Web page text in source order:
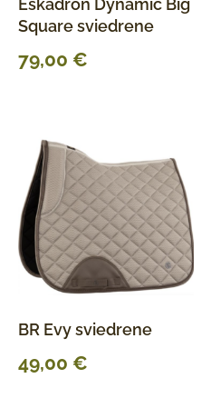
Square sviedrene
79,00 €
BR Evy sviedrene
49,00 €